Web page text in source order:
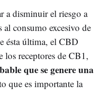
a disminuir el riesgo a
al consumo excesivo de
ésta última, el CBD
los receptores de CB1,
que se genere una
que es importante la